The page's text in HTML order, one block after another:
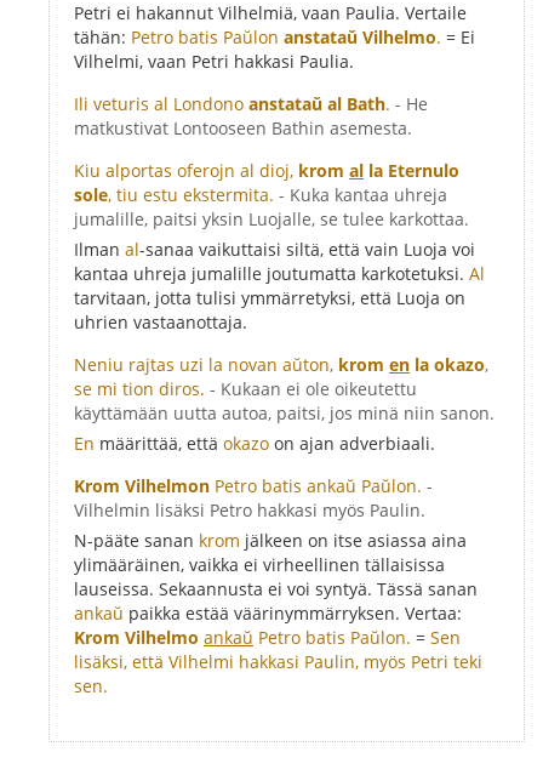
Petri ei hakannut Vilhelmiä, vaan Paulia. Vertaile
tähän: Petro batis Paŭlon anstataŭ Vilhelmo. = Ei
Vilhelmi, vaan Petri hakkasi Paulia.
Ili veturis al Londono anstataŭ al Bath. - He
matkustivat Lontooseen Bathin asemesta.
Kiu alportas oferojn al dioj, krom al la Eternulo
sole, tiu estu ekstermita. - Kuka kantaa uhreja
jumalille, paitsi yksin Luojalle, se tulee karkottaa.
Ilman al-sanaa vaikuttaisi siltä, että vain Luoja voi
kantaa uhreja jumalille joutumatta karkotetuksi. Al
tarvitaan, jotta tulisi ymmärretyksi, että Luoja on
uhrien vastaanottaja.
Neniu rajtas uzi la novan aŭton, krom en la okazo,
se mi tion diros. - Kukaan ei ole oikeutettu
käyttämään uutta autoa, paitsi, jos minä niin sanon.
En määrittää, että okazo on ajan adverbiaali.
Krom Vilhelmon Petro batis ankaŭ Paŭlon. -
Vilhelmin lisäksi Petro hakkasi myös Paulin.
N-pääte sanan krom jälkeen on itse asiassa aina
ylimääräinen, vaikka ei virheellinen tällaisissa
lauseissa. Sekaannusta ei voi syntyä. Tässä sanan
ankaŭ paikka estää väärinymmärryksen. Vertaa:
Krom Vilhelmo ankaŭ Petro batis Paŭlon. = Sen
lisäksi, että Vilhelmi hakkasi Paulin, myös Petri teki
sen.